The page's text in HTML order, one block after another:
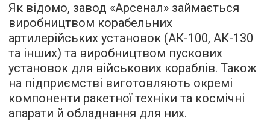
Як відомо, завод «Арсенал» займається
виробництвом корабельних
артилерійських установок (АК-100, АК-130
та інших) та виробництвом пускових
установок для військових кораблів. Також
на підприємстві виготовляють окремі
компоненти ракетної техніки та космічні
апарати й обладнання для них.